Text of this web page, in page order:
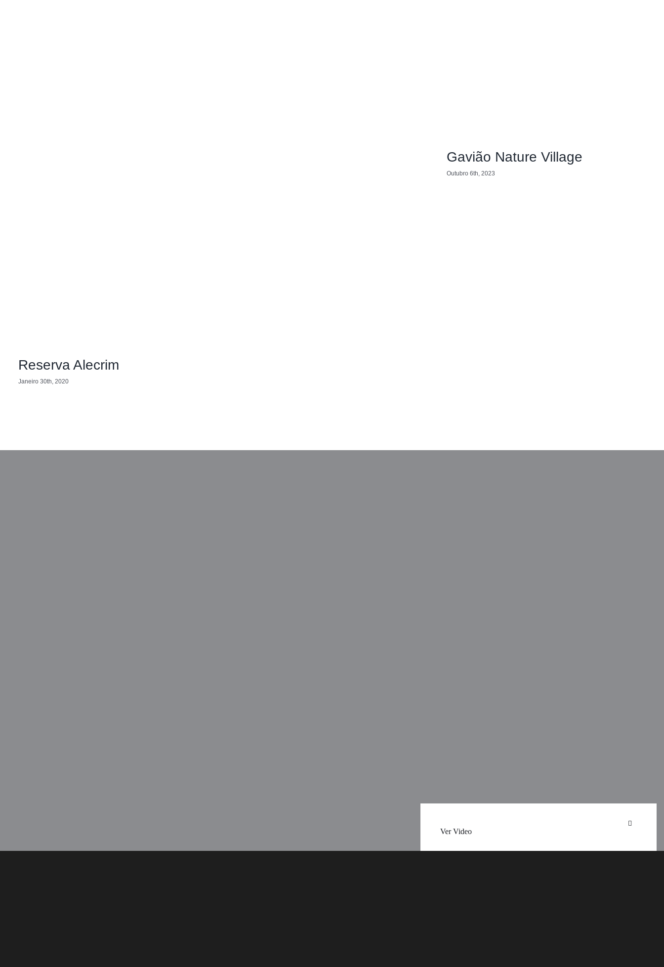
Gavião Nature Village
Outubro 6th, 2023
Reserva Alecrim
Janeiro 30th, 2020
Ver Video